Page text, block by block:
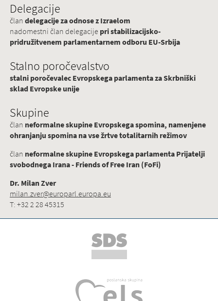
Delegacije
člandelegacije za odnose z Izraelom
nadomestni član delegacije pri stabilizacijsko-
pridružitvenem parlamentarnem odboru EU-Srbija
Stalno poročevalstvo
stalni poročevalec Evropskega parlamenta za Skrbniški
sklad Evropske unije
Skupine
član neformalne skupine Evropskega spomina, namenjene
ohranjanju spomina na vse žrtve totalitarnih režimov
član neformalne skupine Evropskega parlamenta Prijatelji
svobodnega Irana - Friends of Free Iran (FoFi)
Dr. Milan Zver
milan.zver@europarl.europa.eu
T: +32 2 28 45315